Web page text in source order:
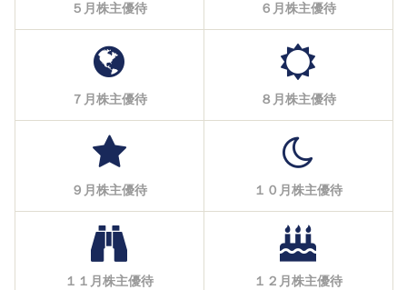
５月株主優待 ６月株主優待
７月株主優待 ８月株主優待
９月株主優待 １０月株主優待
１１月株主優待 １２月株主優待